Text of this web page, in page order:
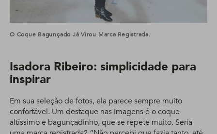
O Coque Bagunçado Já Virou Marca Registrada.
Isadora Ribeiro: simplicidade para
inspirar
Em sua seleção de fotos, ela parece sempre muito
confortável. Um destaque nas imagens é o coque
altíssimo e bagunçadinho, que se repete muito. Seria